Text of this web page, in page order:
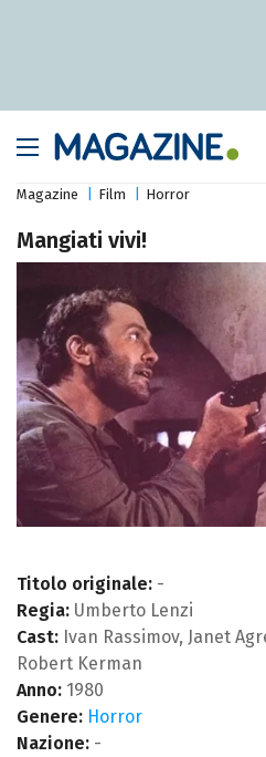
Magazine Film Horror
Mangiati vivi!
Titolo originale: -
Regia: Umberto Lenzi
Cast: Ivan Rassimov, Janet
Robert Kerman
Anno: 1980
Genere: Horror
Nazione: -